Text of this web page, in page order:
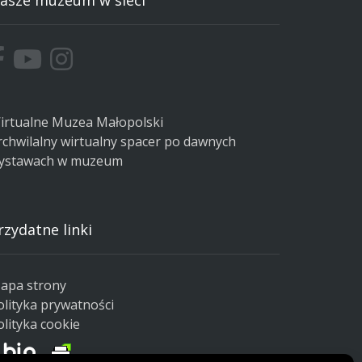
Muzea Małopolski
wirtualny spacer po dawnych
w muzeum
linki
strony
prywatności
cookie